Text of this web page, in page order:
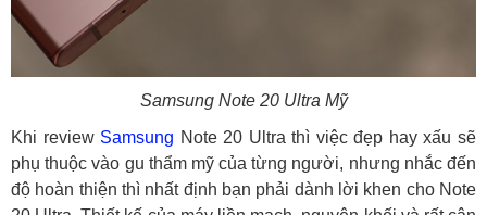
Samsung Note 20 Ultra Mỹ
Khi review Samsung Note 20 Ultra thì việc đẹp hay xấu sẽ
phụ thuộc vào gu thẩm mỹ của từng người, nhưng nhắc đến
độ hoàn thiện thì nhất định bạn phải dành lời khen cho Note